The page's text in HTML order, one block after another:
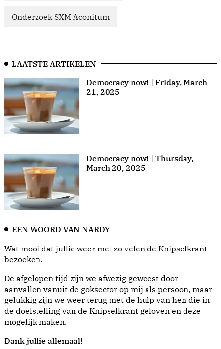
Onderzoek SXM Aconitum
LAATSTE ARTIKELEN
Democracy now! | Friday, March
21, 2025
Democracy now! | Thursday,
March 20, 2025
EEN WOORD VAN NARDY
Wat mooi dat jullie weer met zo velen de Knipselkrant
bezoeken.
De afgelopen tijd zijn we afwezig geweest door
aanvallen vanuit de goksector op mij als persoon, maar
gelukkig zijn we weer terug met de hulp van hen die in
de doelstelling van de Knipselkrant geloven en deze
mogelijk maken.
Dank jullie allemaal!